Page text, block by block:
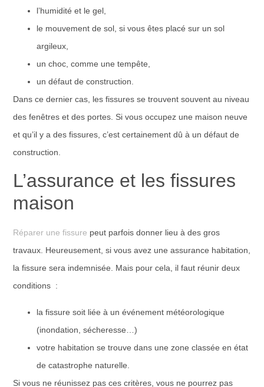
l’humidité et le gel,
le mouvement de sol, si vous êtes placé sur un sol
argileux,
un choc, comme une tempête,
un défaut de construction.
Dans ce dernier cas, les fissures se trouvent souvent au niveau
des fenêtres et des portes. Si vous occupez une maison neuve
et qu’il y a des fissures, c’est certainement dû à un défaut de
construction.
L’assurance et les fissures
maison
Réparer une fissure peut parfois donner lieu à des gros
travaux. Heureusement, si vous avez une assurance habitation,
la fissure sera indemnisée. Mais pour cela, il faut réunir deux
conditions :
la fissure soit liée à un événement météorologique
(inondation, sécheresse…)
votre habitation se trouve dans une zone classée en état
de catastrophe naturelle.
Si vous ne réunissez pas ces critères, vous ne pourrez pas